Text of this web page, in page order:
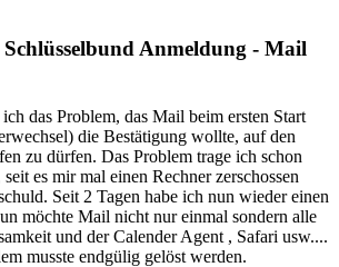
Anmeldung - Mail
das Problem, das Mail beim ersten Start
die Bestätigung wollte, auf den
zu dürfen. Das Problem trage ich schon
es mir mal einen Rechner zerschossen
Seit 2 Tagen habe ich nun wieder einen
möchte Mail nicht nur einmal sondern alle
und der Calender Agent , Safari usw....
musste endgülig gelöst werden.